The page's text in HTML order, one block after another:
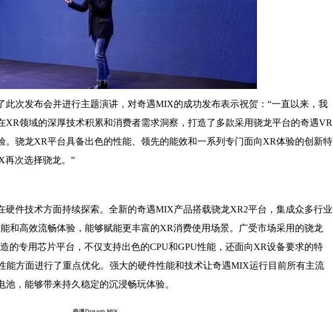
此次发布会并进行主题演讲，对奇遇MIX的成功发布表示祝贺：“一直以来，我
XR领域的深厚技术积累和消费者需求洞察，打造了多款采用骁龙平台的奇遇VR
。骁龙XR平台具备出色的性能、领先的能效和一系列专门面向XR体验的创新特
再次选择骁龙。”
硬件技术方面持续探索。全新的奇遇MIX产品搭载骁龙XR2平台，集成众多行业
和高效流畅体验，能够赋能更丰富的XR消费使用场景。广受市场采用的骁龙
的专用芯片平台，不仅支持出色的CPU和GPU性能，还面向XR设备要求的特
能方面进行了重点优化。强大的硬件性能和技术让奇遇MIX运行目前所有主流
，能够带来持久稳定的沉浸畅玩体验。